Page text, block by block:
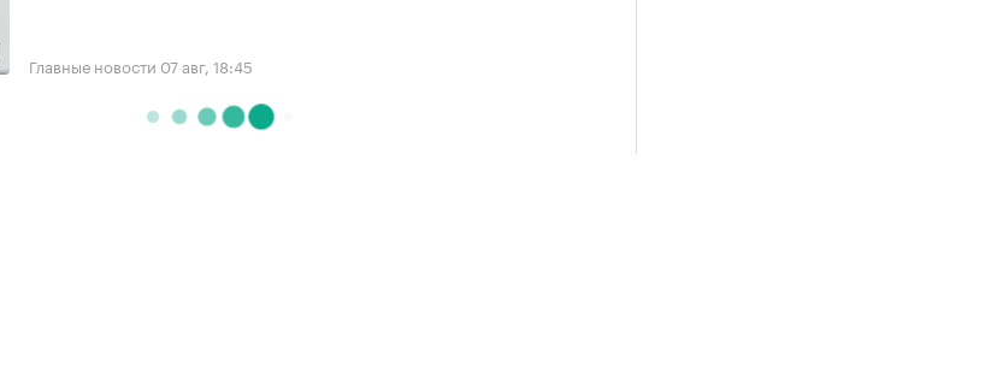
Главные новости 07 авг, 18:45